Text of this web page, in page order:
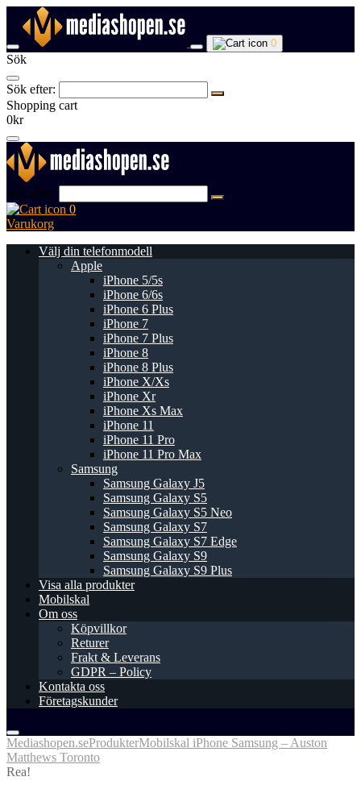
0
Sök
Sök efter:
Shopping cart
0kr
Sök efter:
0
Varukorg
Välj din telefonmodell
Apple
iPhone 5/5s
iPhone 6/6s
iPhone 6 Plus
iPhone 7
iPhone 7 Plus
iPhone 8
iPhone 8 Plus
iPhone X/Xs
iPhone Xr
iPhone Xs Max
iPhone 11
iPhone 11 Pro
iPhone 11 Pro Max
Samsung
Samsung Galaxy J5
Samsung Galaxy S5
Samsung Galaxy S5 Neo
Samsung Galaxy S7
Samsung Galaxy S7 Edge
Samsung Galaxy S9
Samsung Galaxy S9 Plus
Visa alla produkter
Mobilskal
Om oss
Köpvillkor
Returer
Frakt & Leverans
GDPR – Policy
Kontakta oss
Företagskunder
Mediashopen.seProdukterMobilskal iPhone Samsung – Auston
Matthews Toronto
Rea!